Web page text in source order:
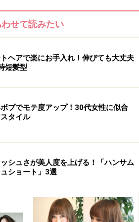
進化！ ネオウルフが気にな
わせて読みたい
ヘアで楽にお手入れ！伸びても大丈夫
短髪型
ブでモテ度アップ！30代女性に似合
タイル
シュさが美人度を上げる！「ハンサム
ショート」3選